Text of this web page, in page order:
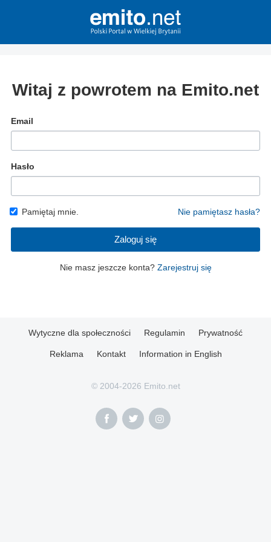
Witaj z powrotem na Emito.net
Email
Hasło
Pamiętaj mnie. Nie pamiętasz hasła?
Zaloguj się
Nie masz jeszcze konta? Zarejestruj się
Wytyczne dla społeczności Regulamin Prywatność
Reklama Kontakt Information in English
© 2004-2026 Emito.net